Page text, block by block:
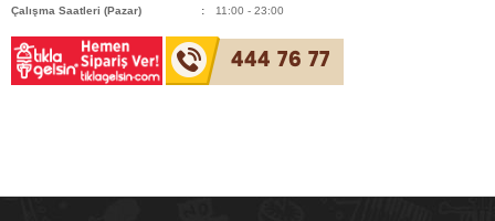
Çalışma Saatleri (Pazar)
11:00 - 23:00
444 76 77